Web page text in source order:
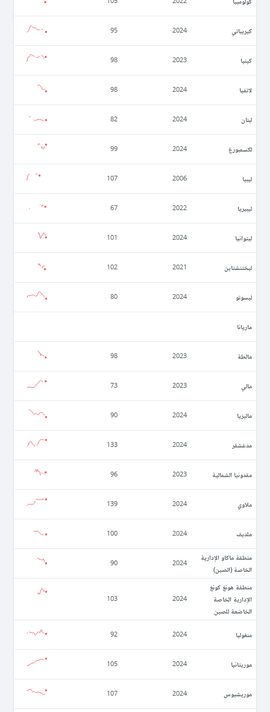
كيريباتي 2024
95
كينيا 2023
98
لاتفيا 2024
98
لبنان 2024
82
لكسمبورغ 2024
99
ليبيا 2006
107
ليبيريا 2022
67
ليتوانيا 2024
101
ليختنشتاين 2021
102
ليسوتو 2024
80
ماريانا
مالطة 2023
98
مالي 2023
73
ماليزيا 2024
90
مدغشقر 2024
133
مقدونيا الشمالية 2023
96
ملاوي 2024
139
ملديف 2024
100
منطقة ماكاو الإدارية
الخاصة (الصين)
2024
90
منطقة هونغ كونغ
الإدارية الخاصة
الخاضعة للصين
2024
103
منغوليا 2024
92
موريتانيا 2024
105
موريشيوس 2024
107